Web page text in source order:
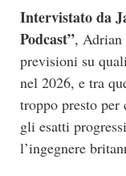
Intervistato da
Podcast”, Adrian
previsioni su
nel 2026, e tra
troppo presto
gli esatti
l’ingegnere